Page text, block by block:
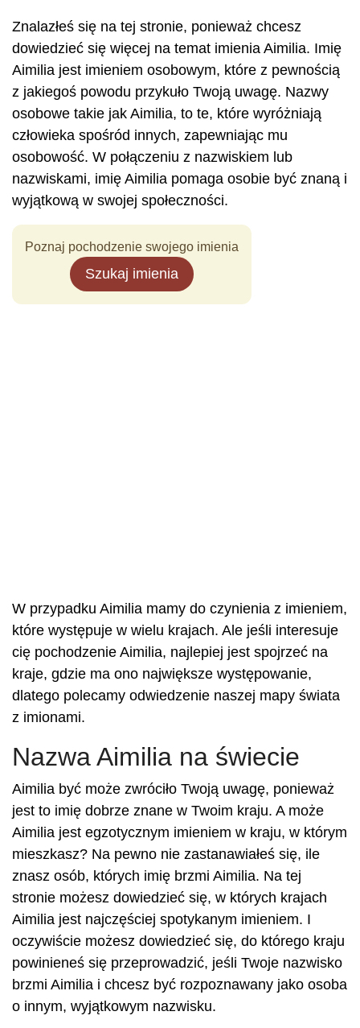
Znalazłeś się na tej stronie, ponieważ chcesz
dowiedzieć się więcej na temat imienia Aimilia. Imię
Aimilia jest imieniem osobowym, które z pewnością
z jakiegoś powodu przykuło Twoją uwagę. Nazwy
osobowe takie jak Aimilia, to te, które wyróżniają
człowieka spośród innych, zapewniając mu
osobowość. W połączeniu z nazwiskiem lub
nazwiskami, imię Aimilia pomaga osobie być znaną i
wyjątkową w swojej społeczności.
Poznaj pochodzenie swojego imienia
Szukaj imienia
W przypadku Aimilia mamy do czynienia z imieniem,
które występuje w wielu krajach. Ale jeśli interesuje
cię pochodzenie Aimilia, najlepiej jest spojrzeć na
kraje, gdzie ma ono największe występowanie,
dlatego polecamy odwiedzenie naszej mapy świata
z imionami.
Nazwa Aimilia na świecie
Aimilia być może zwróciło Twoją uwagę, ponieważ
jest to imię dobrze znane w Twoim kraju. A może
Aimilia jest egzotycznym imieniem w kraju, w którym
mieszkasz? Na pewno nie zastanawiałeś się, ile
znasz osób, których imię brzmi Aimilia. Na tej
stronie możesz dowiedzieć się, w których krajach
Aimilia jest najczęściej spotykanym imieniem. I
oczywiście możesz dowiedzieć się, do którego kraju
powinieneś się przeprowadzić, jeśli Twoje nazwisko
brzmi Aimilia i chcesz być rozpoznawany jako osoba
o innym, wyjątkowym nazwisku.